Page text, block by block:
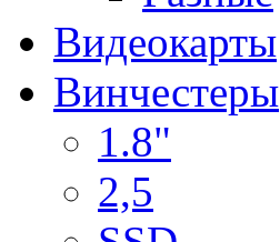
Видеокарты
Винчестеры
1.8"
2,5